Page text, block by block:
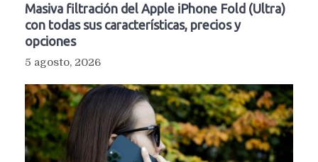
Masiva filtración del Apple iPhone Fold (Ultra)
con todas sus características, precios y
opciones
5 agosto, 2026